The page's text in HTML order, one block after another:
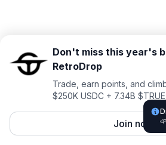
Don't miss this year's
RetroDrop
Trade, earn points, and
$250K USDC + 7.34B $TRUE
Join now